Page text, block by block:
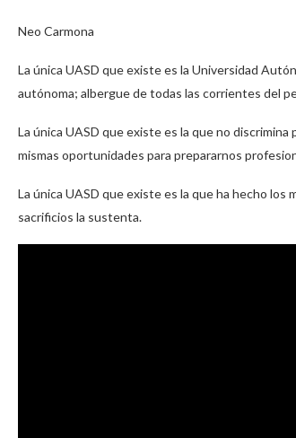
Neo Carmona
La única UASD que existe es la Universidad
autónoma; albergue de todas las corrientes del
La única UASD que existe es la que no
mismas oportunidades para prepararnos
La única UASD que existe es la que ha hecho
sacrificios la sustenta.